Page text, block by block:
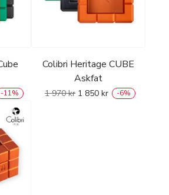
-11%
Colibri Heritage CUBE
Askfat
1 970kr 1 850 kr -6%